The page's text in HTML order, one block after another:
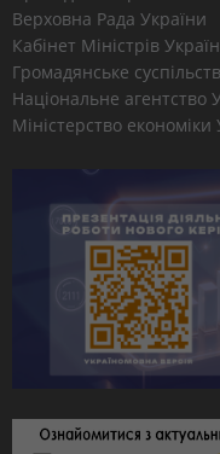
Верховна Рада України
Кабінет Міністрів
Громадянське
Національне агентство
Міністерство економіки